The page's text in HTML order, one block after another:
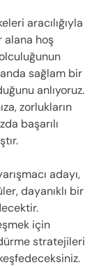
aracılığıyla
alana hoş
sağlam bir
anlıyoruz.
zorlukların
başarılı
adayı,
dayanıklı bir
için
stratejileri